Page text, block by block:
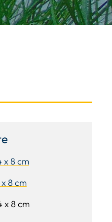
x 8 cm
x 8 cm
x 8 cm